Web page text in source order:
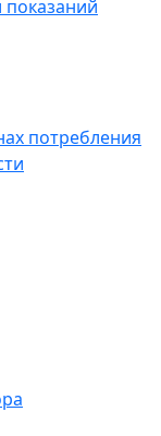
потребления